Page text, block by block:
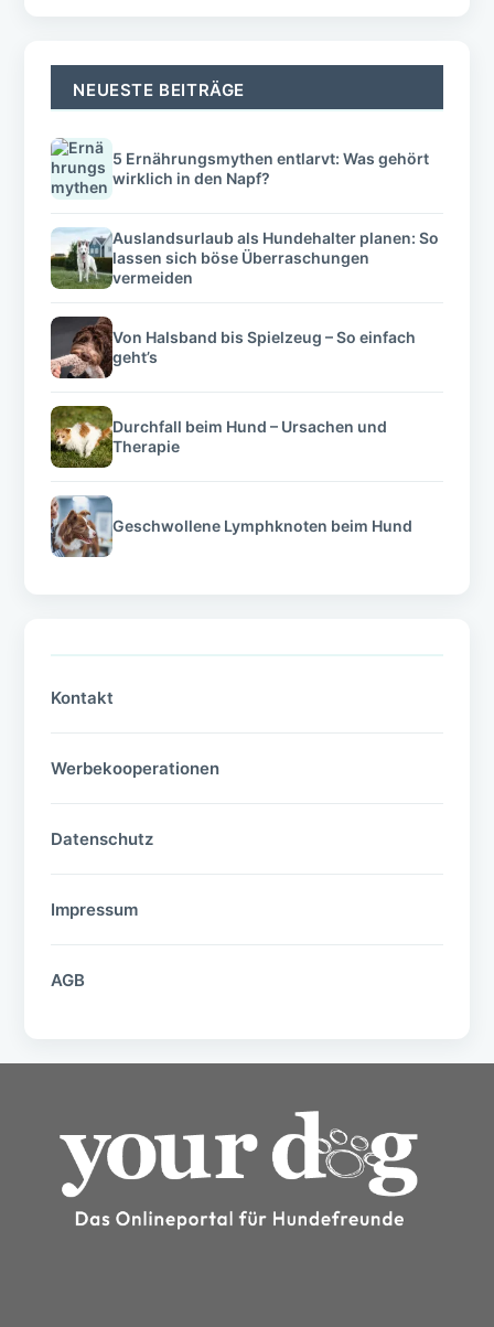
NEUESTE BEITRÄGE
5 Ernährungsmythen entlarvt: Was gehört
wirklich in den Napf?
Auslandsurlaub als Hundehalter planen: So
lassen sich böse Überraschungen
vermeiden
Von Halsband bis Spielzeug – So einfach
geht’s
Durchfall beim Hund – Ursachen und
Therapie
Geschwollene Lymphknoten beim Hund
Kontakt
Werbekooperationen
Datenschutz
Impressum
AGB